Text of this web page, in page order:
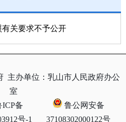
有关要求不予公开
主办单位：乳山市人民政府办公
室
ICP备
号-1
鲁公网安备
37108302000122号